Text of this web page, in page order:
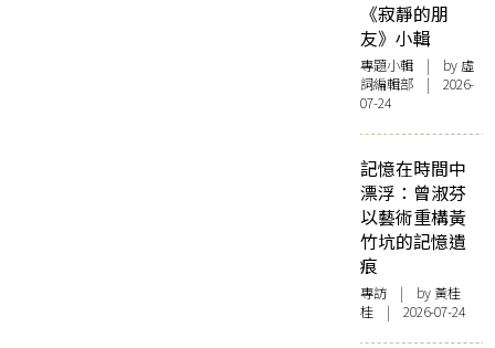
《寂靜的朋
友》小輯
專題小輯 | by 虛
詞編輯部 | 2026-
07-24
記憶在時間中
漂浮：曾淑芬
以藝術重構黃
竹坑的記憶遺
痕
專訪 | by 黃桂
桂 | 2026-07-24